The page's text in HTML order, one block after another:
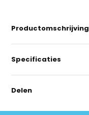
Productomschrijving
Specificaties
Delen